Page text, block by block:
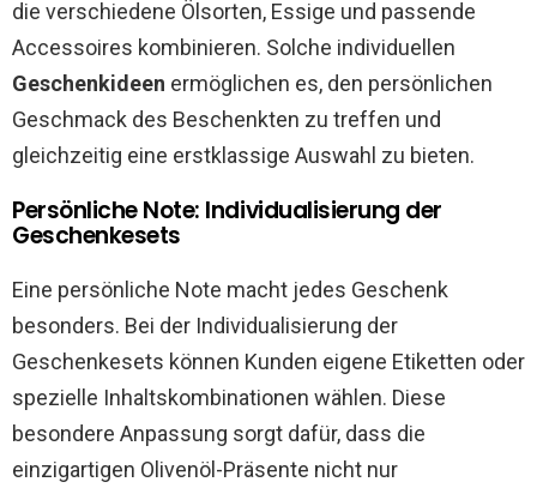
die verschiedene Ölsorten, Essige und passende
Accessoires kombinieren. Solche individuellen
Geschenkideen ermöglichen es, den persönlichen
Geschmack des Beschenkten zu treffen und
gleichzeitig eine erstklassige Auswahl zu bieten.
Persönliche Note: Individualisierung der
Geschenkesets
Eine persönliche Note macht jedes Geschenk
besonders. Bei der Individualisierung der
Geschenkesets können Kunden eigene Etiketten oder
spezielle Inhaltskombinationen wählen. Diese
besondere Anpassung sorgt dafür, dass die
einzigartigen Olivenöl-Präsente nicht nur